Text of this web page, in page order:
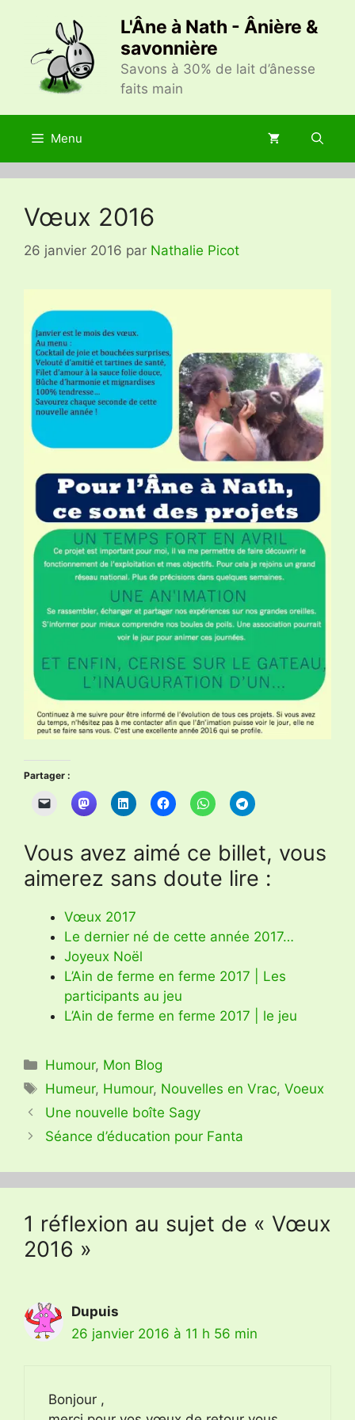
contenu
L'Âne à Nath - Ânière &
savonnière
Savons à 30% de lait d’ânesse
faits main
Menu
Vœux 2016
26 janvier 2016 par Nathalie Picot
Partager :
Vous avez aimé ce billet, vous
aimerez sans doute lire :
Vœux 2017
Le dernier né de cette année 2017…
Joyeux Noël
L’Ain de ferme en ferme 2017 | Les
participants au jeu
L’Ain de ferme en ferme 2017 | le jeu
Catégories
Humour, Mon Blog
Étiquettes
Humeur, Humour, Nouvelles en Vrac,Voeux
Une nouvelle boîte Sagy
Séance d’éducation pour Fanta
1 réflexion au sujet de « Vœux
2016 »
Dupuis
26 janvier 2016 à 11 h 56 min
Bonjour ,